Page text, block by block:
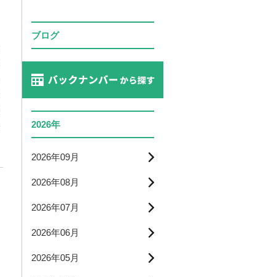
ブログ
2026年
2026年09月
2026年08月
2026年07月
2026年06月
2026年05月